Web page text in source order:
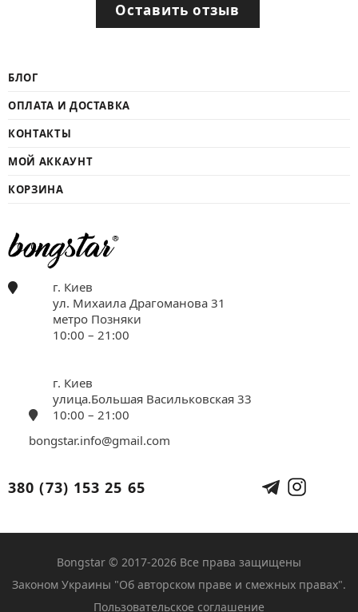
Оставить отзыв
БЛОГ
ОПЛАТА И ДОСТАВКА
КОНТАКТЫ
МОЙ АККАУНТ
КОРЗИНА
г. Киев
ул. Михаила Драгоманова 31
метро Позняки
10:00 – 21:00
г. Киев
улица.Большая Васильковская 33
10:00 – 21:00
bongstar.info@gmail.com
380 (73) 153 25 65
Bongstar © 2017-2026 Все права защищены
Законом Украины "Об авторском праве и смежных правах".
Пользовательское соглашение